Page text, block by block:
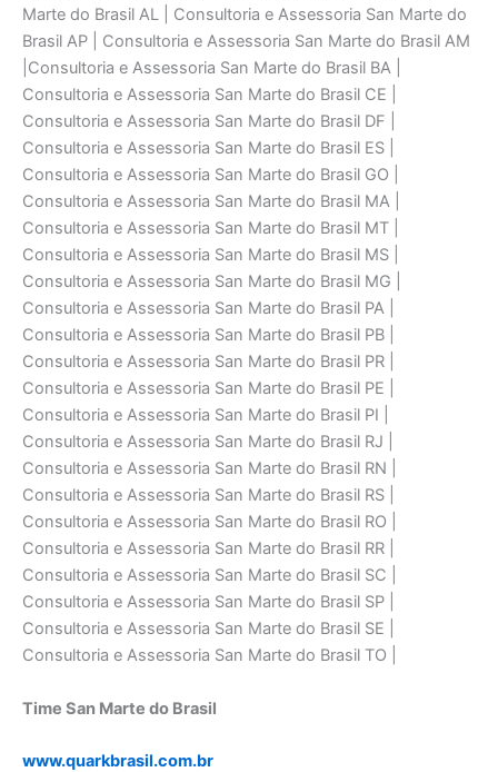
Marte do Brasil AL | Consultoria e Assessoria San Marte do
Brasil AP | Consultoria e Assessoria San Marte do Brasil AM
|Consultoria e Assessoria San Marte do Brasil BA |
Consultoria e Assessoria San Marte do Brasil CE |
Consultoria e Assessoria San Marte do Brasil DF |
Consultoria e Assessoria San Marte do Brasil ES |
Consultoria e Assessoria San Marte do Brasil GO |
Consultoria e Assessoria San Marte do Brasil MA |
Consultoria e Assessoria San Marte do Brasil MT |
Consultoria e Assessoria San Marte do Brasil MS |
Consultoria e Assessoria San Marte do Brasil MG |
Consultoria e Assessoria San Marte do Brasil PA |
Consultoria e Assessoria San Marte do Brasil PB |
Consultoria e Assessoria San Marte do Brasil PR |
Consultoria e Assessoria San Marte do Brasil PE |
Consultoria e Assessoria San Marte do Brasil PI |
Consultoria e Assessoria San Marte do Brasil RJ |
Consultoria e Assessoria San Marte do Brasil RN |
Consultoria e Assessoria San Marte do Brasil RS |
Consultoria e Assessoria San Marte do Brasil RO |
Consultoria e Assessoria San Marte do Brasil RR |
Consultoria e Assessoria San Marte do Brasil SC |
Consultoria e Assessoria San Marte do Brasil SP |
Consultoria e Assessoria San Marte do Brasil SE |
Consultoria e Assessoria San Marte do Brasil TO |
Time San Marte do Brasil
www.quarkbrasil.com.br